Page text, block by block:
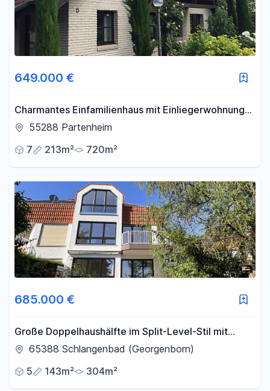
649.000 €
Charmantes Einfamilienhaus mit Einliegerwohnung
und viel Platz für die ganze Familie
55288 Partenheim
7
213m² 720m²
685.000 €
Große Doppelhaushälfte im Split-Level-Stil mit
Panorama-Fernsicht, Studio-Atelier und schönem
65388 Schlangenbad (Georgenborn)
5
143m² 304m²